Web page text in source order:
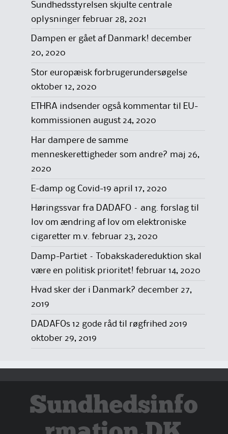
Sundhedsstyrelsen skjulte centrale
oplysninger februar 28, 2021
Dampen er gået af Danmark! december
20, 2020
Stor europæisk forbrugerundersøgelse
oktober 12, 2020
ETHRA indsender også kommentar til EU-
kommissionen august 24, 2020
Har dampere de samme
menneskerettigheder som andre? maj 26,
2020
E-damp og Covid-19 april 17, 2020
Høringssvar fra DADAFO – ang. forslag til
lov om ændring af lov om elektroniske
cigaretter m.v. februar 23, 2020
Damp-Partiet – Tobakskadereduktion skal
være en politisk prioritet! februar 14, 2020
Hvad sker der i Danmark? december 27,
2019
DADAFOs 12 gode råd til røgfrihed 2019
oktober 29, 2019
Sundhedsinfo